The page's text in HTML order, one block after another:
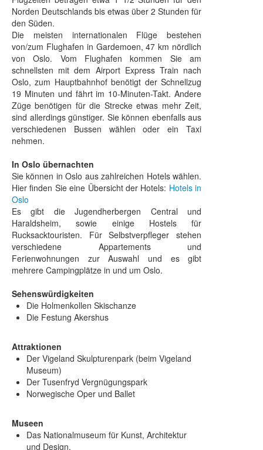
Norden Deutschlands bis etwas über 2 Stunden für
den Süden.
Die meisten internationalen Flüge bestehen
von/zum Flughafen in Gardemoen, 47 km nördlich
von Oslo. Vom Flughafen kommen Sie am
schnellsten mit dem Airport Express Train nach
Oslo, zum Hauptbahnhof benötigt der Schnellzug
19 Minuten und fährt im 10-Minuten-Takt. Andere
Züge benötigen für die Strecke etwas mehr Zeit,
sind allerdings günstiger. Sie können ebenfalls aus
verschiedenen Bussen wählen oder ein Taxi
nehmen.
In Oslo übernachten
Sie können in Oslo aus zahlreichen Hotels wählen.
Hier finden Sie eine Übersicht der Hotels: Hotels in
Oslo
Es gibt die Jugendherbergen Central und
Haraldsheim, sowie einige Hostels für
Rucksacktouristen. Für Selbstverpfleger stehen
verschiedene Appartements und
Ferienwohnungen zur Auswahl und es gibt
mehrere Campingplätze in und um Oslo.
Sehenswürdigkeiten
Die Holmenkollen Skischanze
Die Festung Akershus
Attraktionen
Der Vigeland Skulpturenpark (beim Vigeland
Museum)
Der Tusenfryd Vergnügungspark
Norwegische Oper und Ballet
Museen
Das Nationalmuseum für Kunst, Architektur
und Design.